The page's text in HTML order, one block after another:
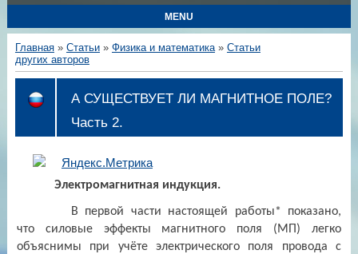
MENU
Главная» Статьи» Физика и математика» Статьи
других авторов
А СУЩЕСТВУЕТ ЛИ МАГНИТНОЕ ПОЛЕ?
Часть 2.
Электромагнитная индукция.
В первой части настоящей работы* показано,
что силовые эффекты магнитного поля (МП) легко
объяснимы при учёте электрического поля провода с